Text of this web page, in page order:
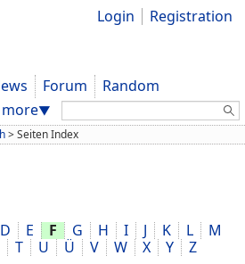
Login Registration
Forum
Random
more▼ Search:
>Seiten Index
D E F G H I J K L
M
T U Ü V W X Y
Z